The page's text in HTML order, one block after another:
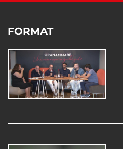
FORMAT